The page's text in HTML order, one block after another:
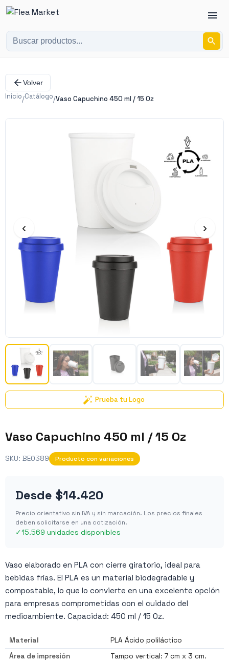
Volver
Inicio/Catálogo/Vaso Capuchino 450 ml / 15 Oz
‹ ›
Prueba tu Logo
Vaso Capuchino 450 ml / 15 Oz
SKU: BE0389 Producto con variaciones
Desde $14.420
Precio orientativo sin IVA y sin marcación. Los precios finales
deben solicitarse en una cotización.
✓15.569 unidades disponibles
Vaso elaborado en PLA con cierre giratorio, ideal para
bebidas frías. El PLA es un material biodegradable y
compostable, lo que lo convierte en una excelente opción
para empresas comprometidas con el cuidado del
medioambiente. Capacidad: 450 ml / 15 Oz.
Material
PLA Ácido poliláctico
Área de impresión
Tampo vertical: 7 cm x 3 cm.